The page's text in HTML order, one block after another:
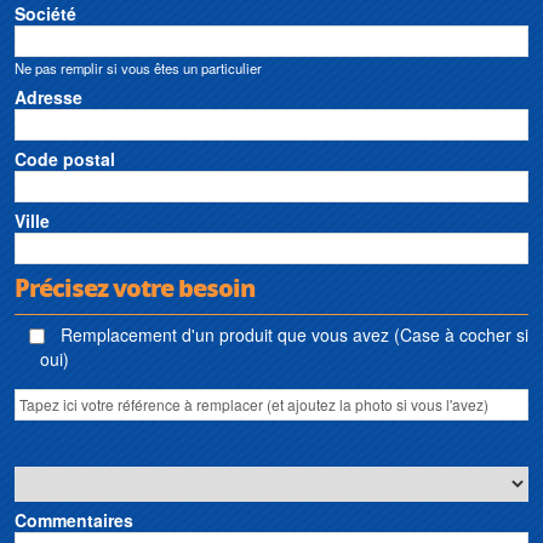
Motor eléctrico Sew Usocome
Société
Ne pas remplir si vous êtes un particulier
Adresse
Code postal
Ville
Précisez votre besoin
Remplacement d'un produit que vous avez (Case à cocher si
oui)
Commentaires